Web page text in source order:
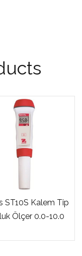
ST10S Kalem Tip
Ölçer 0.0-10.0